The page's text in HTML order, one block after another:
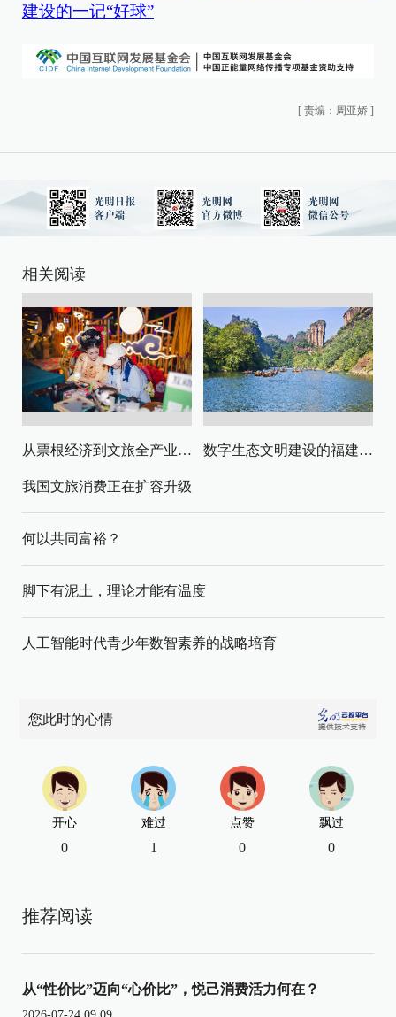
建设的一记“好球”
[ 责编：周亚娇 ]
相关阅读
从票根经济到文旅全产业链升级 数字生态文明建设的福建路径与启示
我国文旅消费正在扩容升级
何以共同富裕？
脚下有泥土，理论才能有温度
人工智能时代青少年数智素养的战略培育
您此时的心情
开心
0
难过
1
点赞
0
飘过
0
推荐阅读
从“性价比”迈向“心价比”，悦己消费活力何在？